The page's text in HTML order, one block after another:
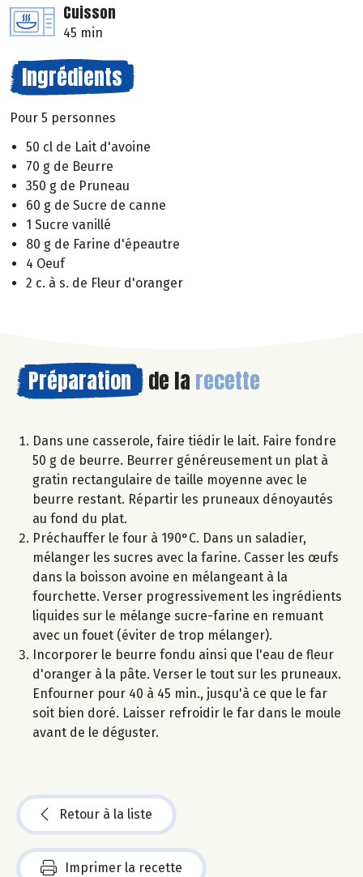
Cuisson
45 min
Ingrédients
Pour 5 personnes
50 cl de Lait d'avoine
70 g de Beurre
350 g de Pruneau
60 g de Sucre de canne
1 Sucre vanillé
80 g de Farine d'épeautre
4 Oeuf
2 c. à s. de Fleur d'oranger
Préparation de la recette
Dans une casserole, faire tiédir le lait. Faire fondre
50 g de beurre. Beurrer généreusement un plat à
gratin rectangulaire de taille moyenne avec le
beurre restant. Répartir les pruneaux dénoyautés
au fond du plat.
Préchauffer le four à 190°C. Dans un saladier,
mélanger les sucres avec la farine. Casser les œufs
dans la boisson avoine en mélangeant à la
fourchette. Verser progressivement les ingrédients
liquides sur le mélange sucre-farine en remuant
avec un fouet (éviter de trop mélanger).
Incorporer le beurre fondu ainsi que l'eau de fleur
d'oranger à la pâte. Verser le tout sur les pruneaux.
Enfourner pour 40 à 45 min., jusqu'à ce que le far
soit bien doré. Laisser refroidir le far dans le moule
avant de le déguster.
Retour à la liste
Imprimer la recette